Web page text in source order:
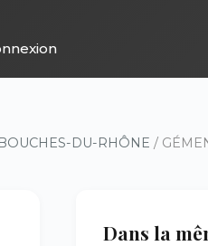
DU-RHÔNE /
Dans la